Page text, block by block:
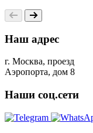
Наш адрес
г. Москва, проезд
Аэропорта, дом 8
Наши соц.сети